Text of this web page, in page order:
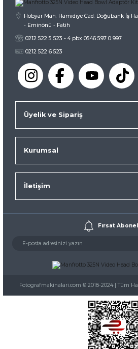
Hobyar Mah. Hamidiye Cad. Doğubank İş
- Eminönü - Fatih
0212 522 5 523 - 4 pbx 0546 597 0 997
0212 522 6 523
Üyelik ve Sipariş
Kurumsal
İletişim
Fırsat
Fotografmakinalari.com © 2018-2024 | Tüm